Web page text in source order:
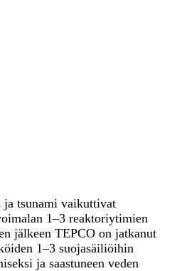
ja tsunami vaikuttivat
1–3 reaktoriytimien
jälkeen TEPCO on jatkanut
1–3 suojasäiliöihin
ja saastuneen veden